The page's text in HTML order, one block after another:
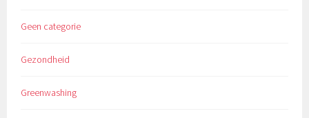
Geen categorie
Gezondheid
Greenwashing